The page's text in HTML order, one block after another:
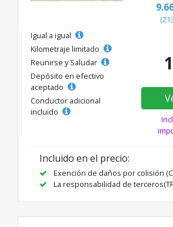
Igual a igual
Kilometraje limitado
Reunirse y Saludar
Depósito en efectivo
aceptado
Conductor adicional
incluido
Incluido en el precio:
Exención de daños por colisión
La responsabilidad de